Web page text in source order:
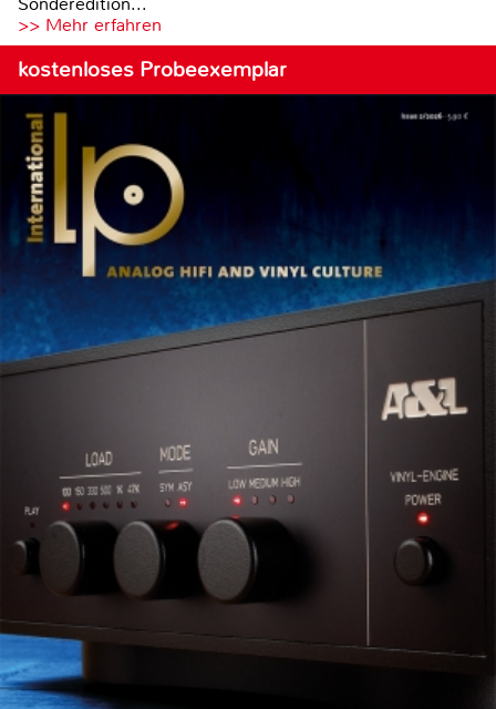
>> Mehr erfahren
kostenloses Probeexemplar